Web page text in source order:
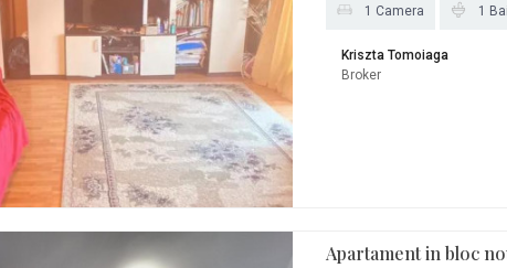
1 Camera 1
Kriszta Tomoiaga
Broker
Apartament in bloc